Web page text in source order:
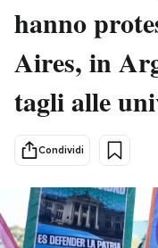
Politica
Tecnologia
Scienza
Cultura
Economia
Sport
hanno
Aires, in
tagli alle
Condividi